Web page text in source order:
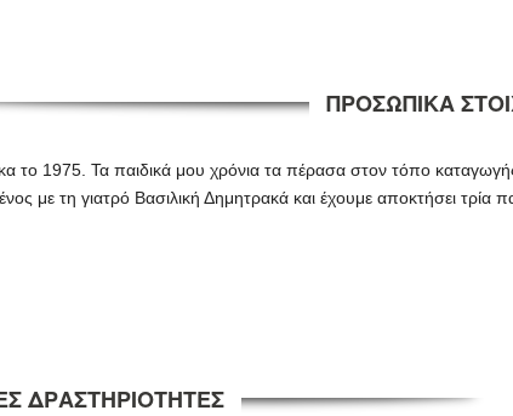
ΠΡΟΣΩΠΙΚΑ
το 1975. Τα παιδικά μου χρόνια τα πέρασα στον τόπο
με τη γιατρό Βασιλική Δημητρακά και έχουμε αποκτήσει τρία
ΔΡΑΣΤΗΡΙΟΤΗΤΕΣ